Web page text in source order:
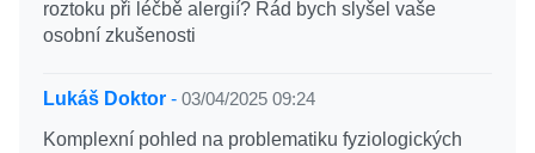
roztoku při léčbě alergií? Rád bych slyšel vaše
osobní zkušenosti
Lukáš Doktor - 03/04/2025 09:24
Komplexní pohled na problematiku fyziologických